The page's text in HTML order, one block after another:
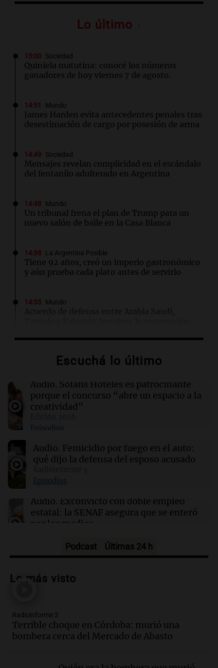
Lo último
15:00 Sociedad
Quiniela matutina: conocé los números
ganadores de hoy viernes 7 de agosto.
14:51 Mundo
James Harden evita antecedentes penales tras
desestimación de cargo por posesión de arma
14:49 Sociedad
Mensajes revelan complicidad en el escándalo
del fentanilo adulterado en Argentina
14:48 Mundo
Un tribunal frena el plan de Trump para un
nuevo salón de baile en la Casa Blanca
14:38 La Argentina Posible
Tiene 92 años, creó un imperio gastronómico
y aún prueba cada plato antes de servirlo
14:35 Mundo
Acuerdo de defensa entre Arabia Saudí,
Sociedad
una expresión popular
14:20 Sociedad
INAME por caso de fentanilo contaminado
14:16 Mundo
Katarzyna Niewiadoma-Phinney se impone
en la 7ma etapa y asume el liderazgo del Tour
de Francia femenino
Escuchá lo último
Audio. Solans Hoteles es patrocinante
porque el concurso “abre un espacio a la
creatividad”
Episodios
Audio. Femicidio por fuego en el auto:
qué dijo la defensa del esposo acusado
Episodios
Audio. Exconvicto con doble empleo
estatal: la SENAF asegura que se enteró
por los medios
Caputo | Por Sergio Suppo
Audio. Desalojos: propietarios del
interior, no se aten los rulos | Por
Adrián Simioni
Podcast Últimas 24 h
Lo más visto
Radioinforme 3
Terrible choque en Córdoba: murió una
bombera cerca del Mercado de Abasto